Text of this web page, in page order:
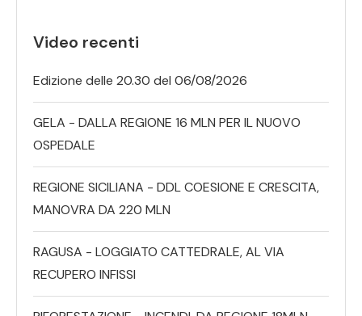
Video recenti
Edizione delle 20.30 del 06/08/2026
GELA - DALLA REGIONE 16 MLN PER IL NUOVO
OSPEDALE
REGIONE SICILIANA - DDL COESIONE E CRESCITA,
MANOVRA DA 220 MLN
RAGUSA - LOGGIATO CATTEDRALE, AL VIA
RECUPERO INFISSI